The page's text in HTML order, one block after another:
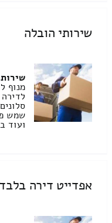
שירותי הובלה
שמש
ועוד
אפדייט דירה